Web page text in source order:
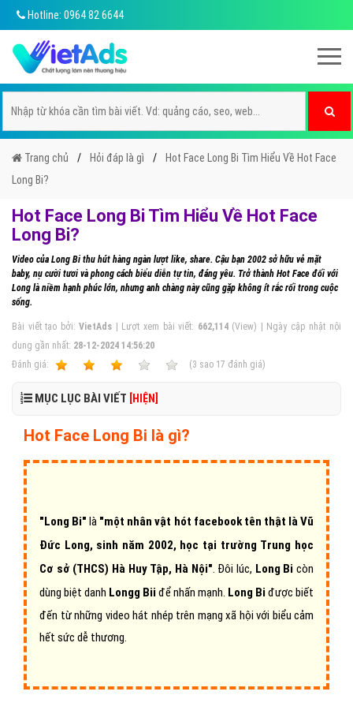
Hotline: 0964 82 6644
Trang chủ Hỏi đáp là gì
Hot Face Long Bi Tìm Hiểu Về Hot Face
Long Bi?
Hot Face Long Bi Tìm Hiểu Về Hot Face
Long Bi?
Video của Long Bi thu hút hàng ngàn lượt like, share. Cậu bạn 2002 sở hữu vẻ mặt
baby, nụ cười tươi và phong cách biểu diễn tự tin, đáng yêu. Trở thành Hot Face đối với
Long là niềm hạnh phúc lớn, nhưng anh chàng này cũng gặp không ít rắc rối trong cuộc
sống.
Bài viết tạo bởi:VietAds | Lượt xem bài viết: 662,114(View) | Ngày cập nhật nội
dung gần nhất: 28-12-2024 14:56:20
Ðánh giá:
(3 sao 17 đánh giá)
MỤC LỤC BÀI VIẾT [HIỆN]
Hot Face Long Bi là gì?
"Long Bi"là "một nhân vật hót facebook tên thật là Vũ
Đức Long, sinh năm 2002, học tại trường Trung học
Cơ sở (THCS) Hà Huy Tập, Hà Nội". Đôi lúc, Long Bi còn
dùng biệt danh Longg Biiđể nhấn mạnh. Long Biđược biết
đến từ những video hát nhép trên mạng xã hội với biểu cảm
hết sức dễ thương.